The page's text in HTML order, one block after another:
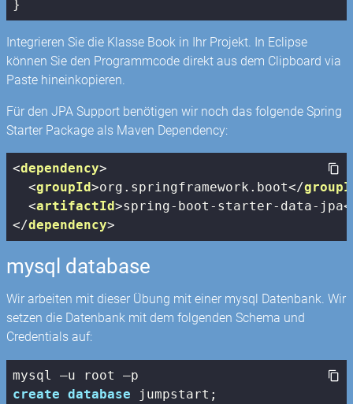
}
Integrieren Sie die Klasse Book in Ihr Projekt. In Eclipse
können Sie den Programmcode direkt aus dem Clipboard via
Paste hineinkopieren.
Für den JPA Support benötigen wir noch das folgende Spring
Starter Package als Maven Dependency:
<dependency>
<groupId>org.springframework.boot</
<artifactId>spring-boot-starter-data-jpa
</dependency>
mysql database
Wir arbeiten mit dieser Übung mit einer mysql Datenbank. Wir
setzen die Datenbank mit dem folgenden Schema und
Credentials auf:
create database